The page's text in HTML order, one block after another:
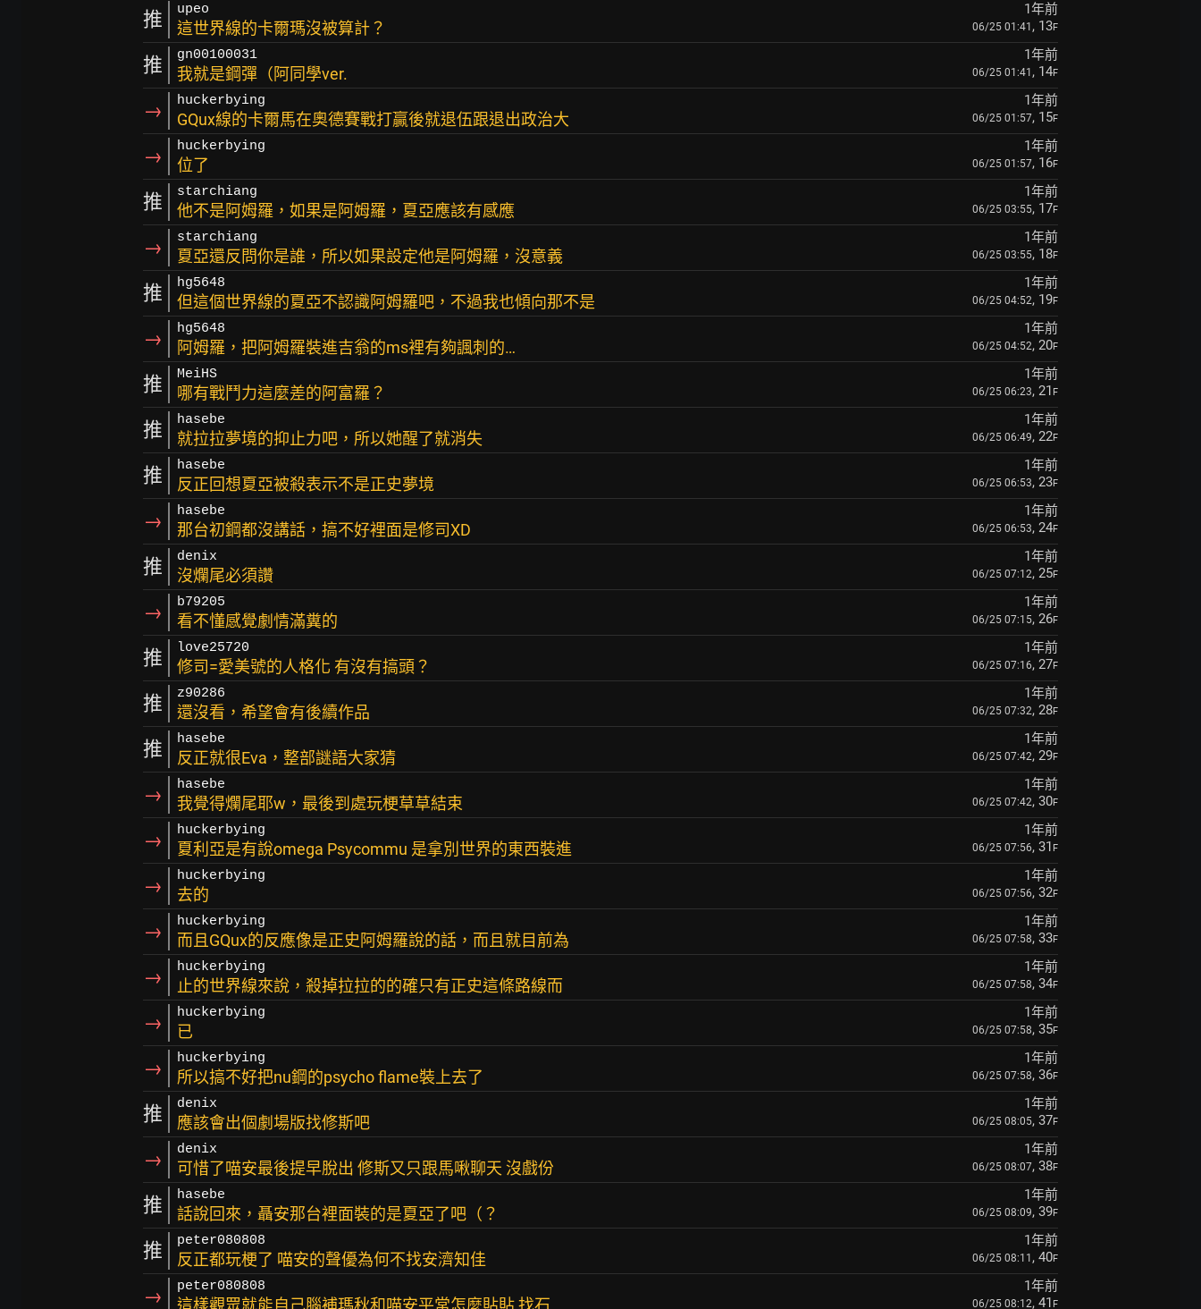
推 upeo 1年前
這世界線的卡爾瑪沒被算計？ 06/25 01:41 , 13F
推 gn00100031 1年前
我就是鋼彈（阿同學ver. 06/25 01:41 , 14F
→ huckerbying 1年前
GQux線的卡爾馬在奧德賽戰打贏後就退伍跟退出政治大 06/25 01:57, 15F
→ huckerbying 1年前
位了 06/25 01:57, 16F
推 starchiang 1年前
他不是阿姆羅，如果是阿姆羅，夏亞應該有感應 06/25 03:55, 17F
→ starchiang 1年前
夏亞還反問你是誰，所以如果設定他是阿姆羅，沒意義 06/25 03:55, 18F
推 hg5648 1年前
但這個世界線的夏亞不認識阿姆羅吧，不過我也傾向那不是 06/25 04:52, 19F
→ hg5648 1年前
阿姆羅，把阿姆羅裝進吉翁的ms裡有夠諷刺的… 06/25 04:52, 20F
推 MeiHS 1年前
哪有戰鬥力這麼差的阿富羅？ 06/25 06:23, 21 F
推 hasebe 1年前
就拉拉夢境的抑止力吧，所以她醒了就消失 06/25 06:49, 22F
推 hasebe 1年前
反正回想夏亞被殺表示不是正史夢境 06/25 06:53, 23F
→ hasebe 1年前
那台初鋼都沒講話，搞不好裡面是修司XD 06/25 06:53, 24F
推 denix 1年前
沒爛尾必須讚 06/25 07:12, 25F
→ b79205 1年前
看不懂感覺劇情滿糞的 06/25 07:15, 26F
推 love25720 1年前
修司=愛美號的人格化 有沒有搞頭？ 06/25 07:16, 27F
推 z90286 1年前
還沒看，希望會有後續作品 06/25 07:32, 28F
推 hasebe 1年前
反正就很Eva，整部謎語大家猜 06/25 07:42, 29F
→ hasebe 1年前
我覺得爛尾耶w，最後到處玩梗草草結束 06/25 07:42, 30F
→ huckerbying 1年前
夏利亞是有說omega Psycommu 是拿別世界的東西裝進 06/25 07:56, 31 F
→ huckerbying 1年前
去的 06/25 07:56, 32F
→ huckerbying 1年前
而且GQux的反應像是正史阿姆羅說的話，而且就目前為 06/25 07:58, 33F
→ huckerbying 1年前
止的世界線來說，殺掉拉拉的的確只有正史這條路線而 06/25 07:58, 34F
→ huckerbying 1年前
已 06/25 07:58, 35F
→ huckerbying 1年前
所以搞不好把nu鋼的psycho flame裝上去了 06/25 07:58, 36F
推 denix 1年前
應該會出個劇場版找修斯吧 06/25 08:05, 37F
→ denix 1年前
可惜了喵安最後提早脫出 修斯又只跟馬啾聊天 沒戲份 06/25 08:07, 38F
推 hasebe 1年前
話說回來，聶安那台裡面裝的是夏亞了吧（？ 06/25 08:09, 39F
推 peter080808 1年前
反正都玩梗了 喵安的聲優為何不找安濟知佳 06/25 08:11 , 40F
→ peter080808 1年前
這樣觀眾就能自己腦補瑪秋和喵安平常怎麼貼貼 找石 06/25 08:12, 41 F